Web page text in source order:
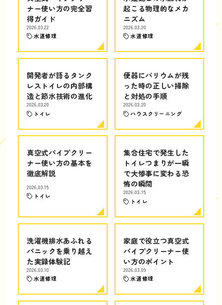
ナー使い方の完全習
得ガイド
2026.03.22
水道修理
起こる物理的なメカ
ニズム
2026.03.20
水道修理
開発者が語るタンク
レストイレの内部構
造と節水技術の進化
2026.03.20
トイレ
便器にバリウムが残
った時の正しい掃除
と対処の手順
2026.03.20
ハウスクリーニング
真空式パイプクリー
ナー使い方の基本を
徹底解説
2026.03.15
トイレ
集合住宅で発生した
トイレつまりが一瞬
で大惨事に変わる恐
怖の瞬間
2026.03.15
トイレ
洗濯機排水あふれる
パニックを乗り越え
た実録体験記
2026.03.10
水道修理
家庭で役立つ真空式
パイプクリーナー使
い方のポイント
2026.03.09
水道修理